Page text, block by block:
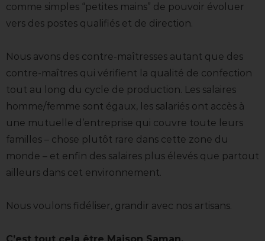
comme simples “petites mains” de pouvoir évoluer
vers des postes qualifiés et de direction.
Nous avons des contre-maîtresses autant que des
contre-maîtres qui vérifient la qualité de confection
tout au long du cycle de production. Les salaires
homme/femme sont égaux, les salariés ont accès à
une mutuelle d’entreprise qui couvre toute leurs
familles – chose plutôt rare dans cette zone du
monde – et enfin des salaires plus élevés que partout
ailleurs dans cet environnement.
Nous voulons fidéliser, grandir avec nos artisans.